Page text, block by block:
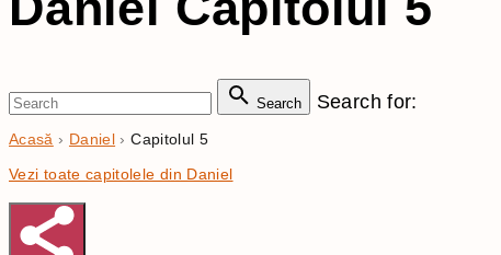
Search Search for:
Acasă › Daniel › Capitolul 5
Vezi toate capitolele din Daniel